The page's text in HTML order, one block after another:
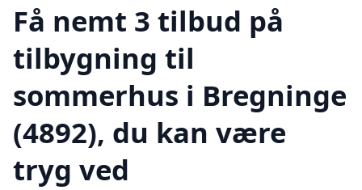
Få nemt 3 tilbud på
tilbygning til
sommerhus i Bregninge
(4892), du kan være
tryg ved